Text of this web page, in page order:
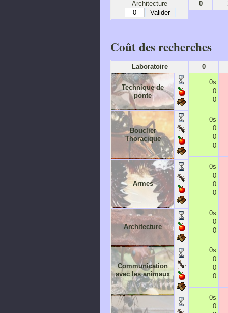
Architecture 0
Coût des recherches
Laboratoire
Technique de
ponte
Bouclier
Thoracique
Armes
Architecture
Communication
avec les animaux
0
0s
0
0
0s
0
0
0
0s
0
0
0
0s
0
0
0s
0
0
0
0s
0